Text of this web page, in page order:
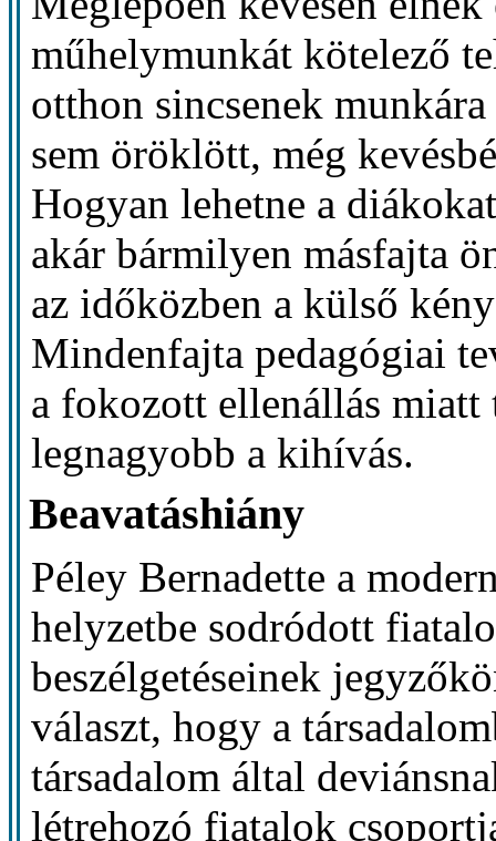
műhelymunkát kötelező
otthon sincsenek
sem öröklött, még
Hogyan lehetne a
akár bármilyen másfajta
az időközben a külső
Mindenfajta pedagógiai
a fokozott ellenállás miatt
legnagyobb a kihívás.
Beavatáshiány
Péley Bernadette a
helyzetbe sodródott
beszélgetéseinek
választ, hogy a
társadalom által
létrehozó fiatalok